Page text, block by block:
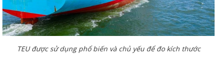
TEU được sử dụng phổ biến và chủ yếu để đo kích thước